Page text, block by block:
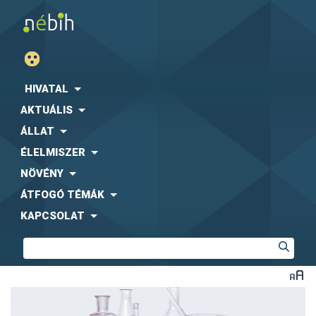
HIVATAL
AKTUÁLIS
ÁLLAT
ÉLELMISZER
NÖVÉNY
ÁTFOGÓ TÉMÁK
KAPCSOLAT